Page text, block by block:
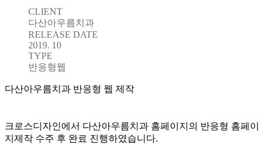
CLIENT
다산아우름치과
RELEASE DATE
2019. 10
TYPE
반응형웹
다산아우름치과 반응형 웹 제작
크로스디자인에서 다산아우름치과 홈페이지의 반응형 홈페이
지제작 수주 후 완료 진행하였습니다.